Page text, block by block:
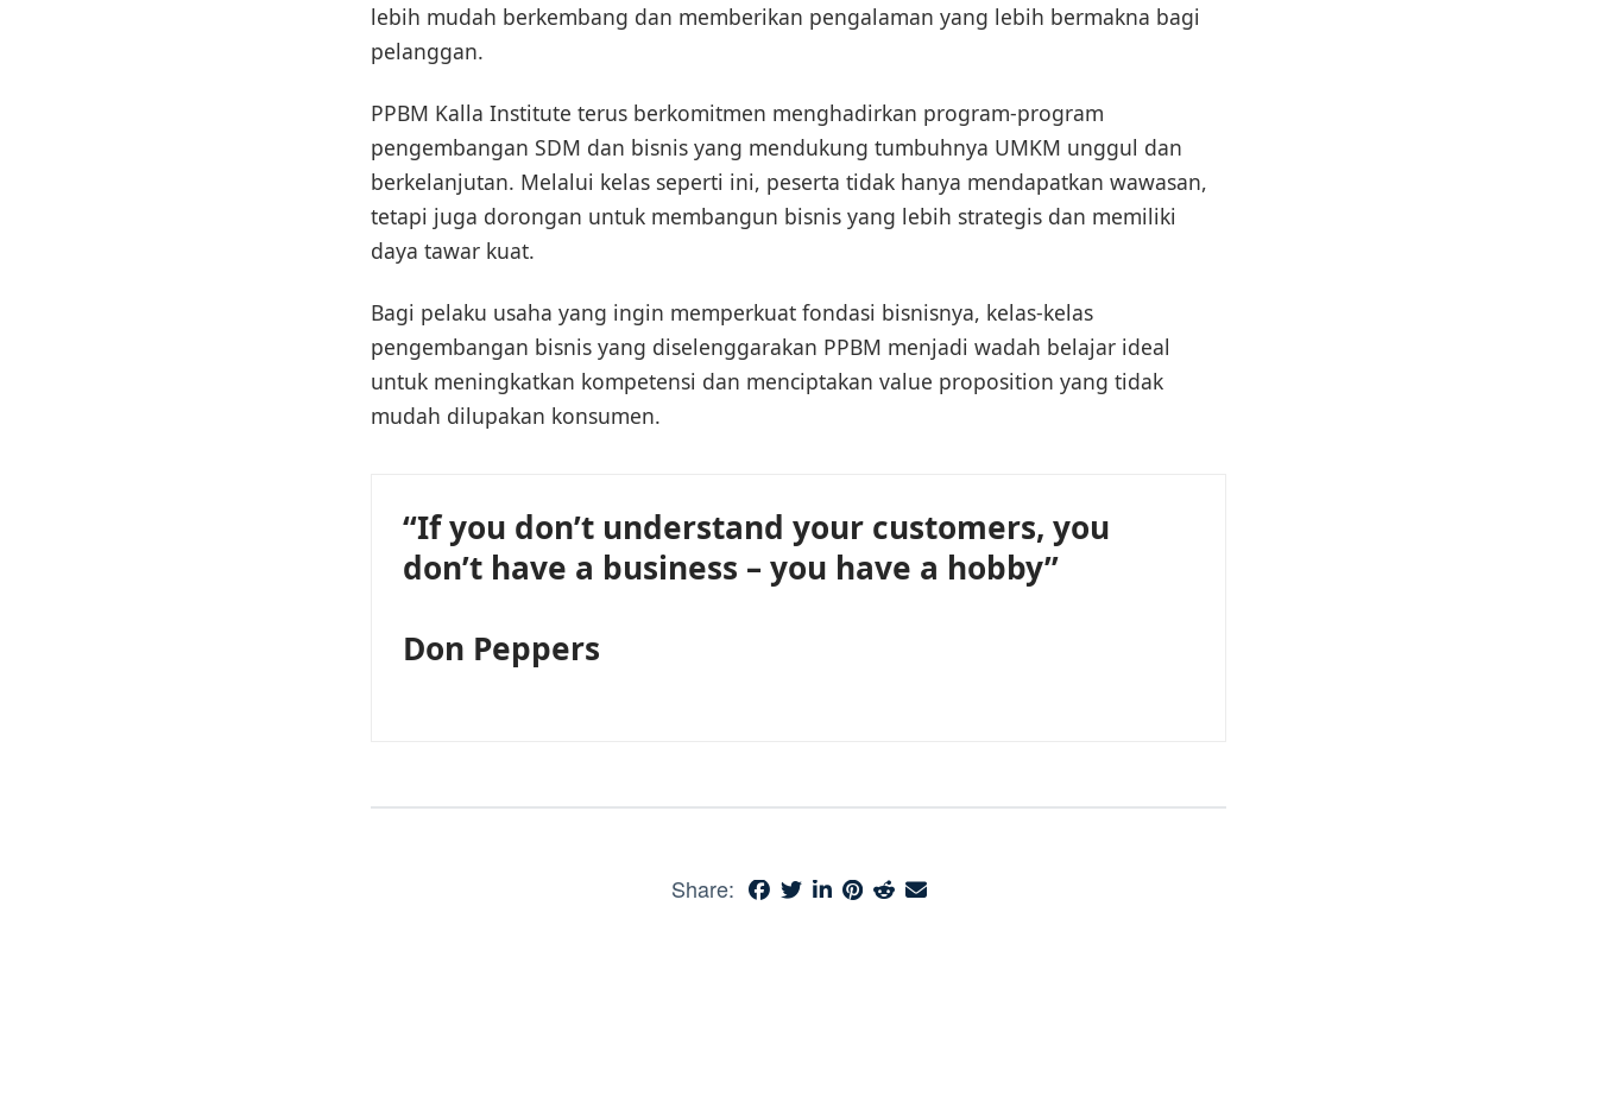
lebih mudah berkembang dan memberikan pengalaman yang lebih bermakna bagi
pelanggan.
PPBM Kalla Institute terus berkomitmen menghadirkan program-program
pengembangan SDM dan bisnis yang mendukung tumbuhnya UMKM unggul dan
berkelanjutan. Melalui kelas seperti ini, peserta tidak hanya mendapatkan wawasan,
tetapi juga dorongan untuk membangun bisnis yang lebih strategis dan memiliki
daya tawar kuat.
Bagi pelaku usaha yang ingin memperkuat fondasi bisnisnya, kelas-kelas
pengembangan bisnis yang diselenggarakan PPBM menjadi wadah belajar ideal
untuk meningkatkan kompetensi dan menciptakan value proposition yang tidak
mudah dilupakan konsumen.
“If you don’t understand your customers, you
don’t have a business – you have a hobby”
Don Peppers
Share: